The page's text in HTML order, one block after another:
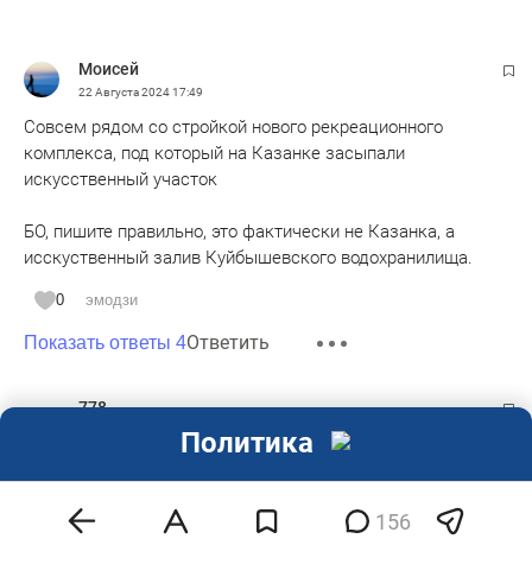
Моисей
22 Августа 202417:49
Совсем рядом со стройкой нового рекреационного
комплекса, под который на Казанке засыпали
искусственный участок
БО, пишите правильно, это фактически не Казанка, а
исскуственный залив Куйбышевского водохранилища.
0 эмодзи
Показать ответы 4Ответить
778
17:53
156
Политика